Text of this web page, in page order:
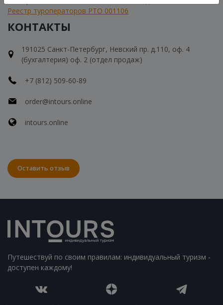
Реестр туроператоров РТО 001106
КОНТАКТЫ
191025 Санкт-Петербург, Невский пр. д.110, оф. 4
(бухгалтерия) оф. 2 (отдел продаж)
+7 (812) 509-60-89
order@intours.online
intours.online
Оставить отзыв
Путешествуй по своим правилам: индивидуальный туризм -
доступен каждому!